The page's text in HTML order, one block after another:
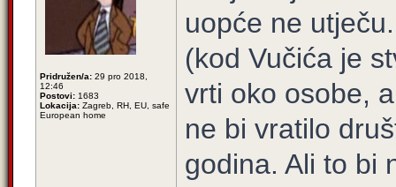
Pridružen/a: 29 pro 2018,
12:46
Postovi: 1683
Lokacija: Zagreb, RH, EU, safe
European home
uopće ne
(kod Vučića je
vrti oko osobe,
ne bi vratilo
godina. Ali to bi